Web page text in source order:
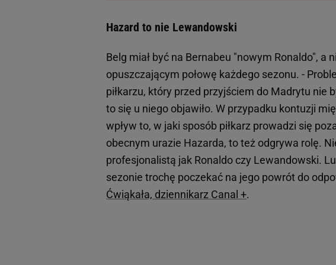
Hazard to nie Lewandowski
Belg miał być na Bernabeu "nowym Ronaldo", a
opuszczającym połowę każdego sezonu. -
piłkarzu, który przed przyjściem do Madrytu nie
to się u niego objawiło. W przypadku kontuzji
wpływ to, w jaki sposób piłkarz prowadzi się
obecnym urazie Hazarda, to też odgrywa rolę.
profesjonalistą jak Ronaldo czy Lewandowski.
sezonie trochę poczekać na jego powrót do
Ćwiąkała, dziennikarz Canal +.